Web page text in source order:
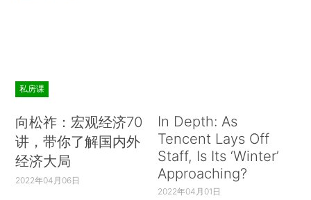
私房课
向松祚：宏观经济70
讲，带你了解国内外
经济大局
2022年04月06日
In Depth: As
Tencent Lays Off
Staff, Is Its ‘Winter’
Approaching?
2022年04月01日